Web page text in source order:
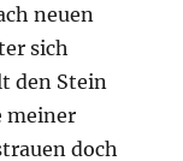
neuen
sich
den Stein
meiner
doch